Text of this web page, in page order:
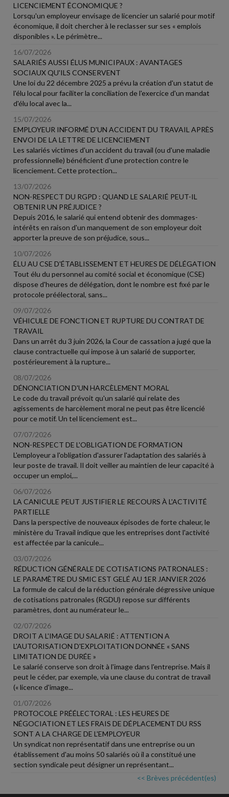
LICENCIEMENT ÉCONOMIQUE ?
Lorsqu'un employeur envisage de licencier un salarié pour motif
économique, il doit chercher à le reclasser sur ses « emplois
disponibles ». Le périmètre...
16/07/2026
SALARIÉS AUSSI ÉLUS MUNICIPAUX : AVANTAGES
SOCIAUX QU'ILS CONSERVENT
Une loi du 22 décembre 2025 a prévu la création d'un statut de
l'élu local pour faciliter la conciliation de l'exercice d'un mandat
d'élu local avec la...
15/07/2026
EMPLOYEUR INFORMÉ D'UN ACCIDENT DU TRAVAIL APRÈS
ENVOI DE LA LETTRE DE LICENCIEMENT
Les salariés victimes d'un accident du travail (ou d'une maladie
professionnelle) bénéficient d'une protection contre le
licenciement. Cette protection...
13/07/2026
NON-RESPECT DU RGPD : QUAND LE SALARIÉ PEUT-IL
OBTENIR UN PRÉJUDICE ?
Depuis 2016, le salarié qui entend obtenir des dommages-
intérêts en raison d'un manquement de son employeur doit
apporter la preuve de son préjudice, sous...
10/07/2026
ÉLU AU CSE D'ÉTABLISSEMENT ET HEURES DE DÉLÉGATION
Tout élu du personnel au comité social et économique (CSE)
dispose d'heures de délégation, dont le nombre est fixé par le
protocole préélectoral, sans...
09/07/2026
VÉHICULE DE FONCTION ET RUPTURE DU CONTRAT DE
TRAVAIL
Dans un arrêt du 3 juin 2026, la Cour de cassation a jugé que la
clause contractuelle qui impose à un salarié de supporter,
postérieurement à la rupture...
08/07/2026
DÉNONCIATION D'UN HARCÈLEMENT MORAL
Le code du travail prévoit qu'un salarié qui relate des
agissements de harcèlement moral ne peut pas être licencié
pour ce motif. Un tel licenciement est...
07/07/2026
NON-RESPECT DE L'OBLIGATION DE FORMATION
L'employeur a l'obligation d'assurer l'adaptation des salariés à
leur poste de travail. Il doit veiller au maintien de leur capacité à
occuper un emploi,...
06/07/2026
LA CANICULE PEUT JUSTIFIER LE RECOURS À L'ACTIVITÉ
PARTIELLE
Dans la perspective de nouveaux épisodes de forte chaleur, le
ministère du Travail indique que les entreprises dont l'activité
est affectée par la canicule...
03/07/2026
RÉDUCTION GÉNÉRALE DE COTISATIONS PATRONALES :
LE PARAMÈTRE DU SMIC EST GELÉ AU 1ER JANVIER 2026
La formule de calcul de la réduction générale dégressive unique
de cotisations patronales (RGDU) repose sur différents
paramètres, dont au numérateur le...
02/07/2026
DROIT A L'IMAGE DU SALARIÉ : ATTENTION A
L'AUTORISATION D'EXPLOITATION DONNÉE « SANS
LIMITATION DE DURÉE »
Le salarié conserve son droit à l'image dans l'entreprise. Mais il
peut le céder, par exemple, via une clause du contrat de travail
(« licence d'image...
01/07/2026
PROTOCOLE PRÉÉLECTORAL : LES HEURES DE
NÉGOCIATION ET LES FRAIS DE DÉPLACEMENT DU RSS
SONT A LA CHARGE DE L'EMPLOYEUR
Un syndicat non représentatif dans une entreprise ou un
établissement d'au moins 50 salariés où il a constitué une
section syndicale peut désigner un représentant...
<< Brèves précédent(es)